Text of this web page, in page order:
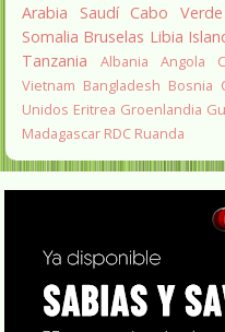
Arabia Saudí Cabo Verde
Somalia Bruselas Libia
Tanzania
Albania Angola
Vietnam Bangladesh Bosnia
Unidos Eritrea Groenlandia
Madagascar RDC Ruanda